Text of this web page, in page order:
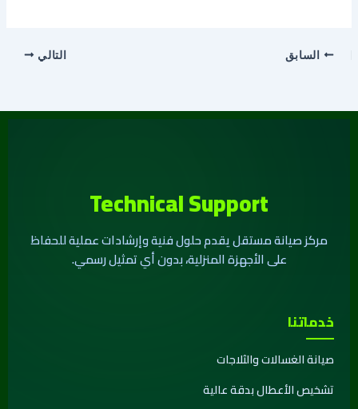
السابق التالي
Technical Support
مركز صيانة مستقل يقدم حلول فنية وإرشادات عملية للحفاظ
على الأجهزة المنزلية، بدون أي تمثيل رسمي.
خدماتنا
صيانة الغسالات والثلاجات
تشخيص الأعطال بدقة عالية